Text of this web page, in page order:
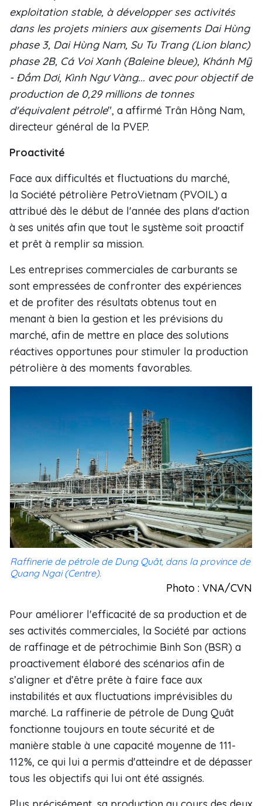
exploitation stable, à développer ses activités
dans les projets miniers aux gisements Dai Hùng
phase 3, Dai Hùng Nam, Su Tu Trang (Lion blanc)
phase 2B, Cá Voi Xanh (Baleine bleue), Khánh Mỹ
- Ðầm Dơi, Kình Ngư Vàng... avec pour objectif de
production de 0,29 millions de tonnes
d'équivalent pétrole", a affirmé Trân Hông Nam,
directeur général de la PVEP.
Proactivité
Face aux difficultés et fluctuations du marché,
la Société pétrolière PetroVietnam (PVOIL) a
attribué dès le début de l'année des plans d'action
à ses unités afin que tout le système soit proactif
et prêt à remplir sa mission.
Les entreprises commerciales de carburants se
sont empressées de confronter des expériences
et de profiter des résultats obtenus tout en
menant à bien la gestion et les prévisions du
marché, afin de mettre en place des solutions
réactives opportunes pour stimuler la production
pétrolière à des moments favorables.
Raffinerie de pétrole de Dung Quât, dans la province de
Quang Ngai (Centre).
Photo : VNA/CVN
Pour améliorer l'efficacité de sa production et de
ses activités commerciales, la Société par actions
de raffinage et de pétrochimie Binh Son (BSR) a
proactivement élaboré des scénarios afin de
s’aligner et d’être prête à faire face aux
instabilités et aux fluctuations imprévisibles du
marché. La raffinerie de pétrole de Dung Quât
fonctionne toujours en toute sécurité et de
manière stable à une capacité moyenne de 111-
112%, ce qui lui a permis d'atteindre et de dépasser
tous les objectifs qui lui ont été assignés.